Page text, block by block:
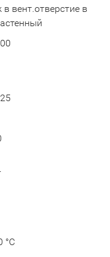
вент.отверстие в
°C